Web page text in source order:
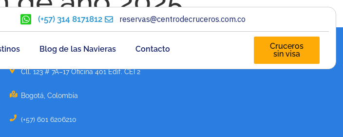
(+57) 314 8171812 reservas@centrodecruceros.com.co
Blog de las Navieras Contacto
Cruceros
sin visa
Cll. 123 # 7A–17 Oficina 401 Edif. CEI 2
Bogotá, Colombia
(+57) 601 6206210